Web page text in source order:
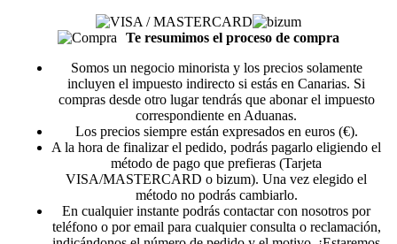
Te resumimos el proceso de compra
Somos un negocio minorista y los precios solamente
incluyen el impuesto indirecto si estás en Canarias. Si
compras desde otro lugar tendrás que abonar el impuesto
correspondiente en Aduanas.
Los precios siempre están expresados en euros (€).
A la hora de finalizar el pedido, podrás pagarlo eligiendo el
método de pago que prefieras (Tarjeta
VISA/MASTERCARD o bizum). Una vez elegido el
método no podrás cambiarlo.
En cualquier instante podrás contactar con nosotros por
teléfono o por email para cualquier consulta o reclamación,